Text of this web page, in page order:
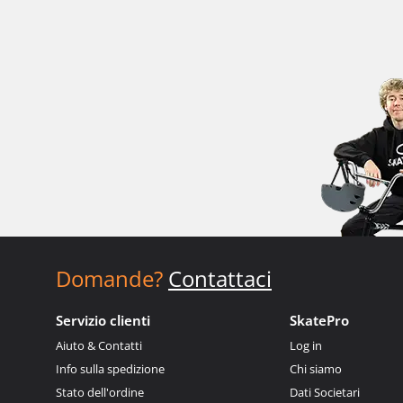
Domande? Contattaci
Servizio clienti
Aiuto & Contatti
Info sulla spedizione
Stato dell'ordine
SkatePro
Log in
Chi siamo
Dati Societari